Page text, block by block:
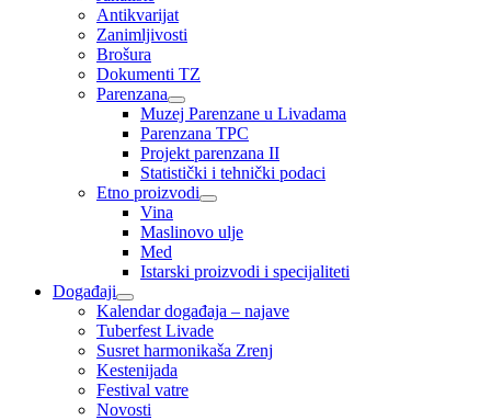
Antikvarijat
Zanimljivosti
Brošura
Dokumenti TZ
Parenzana
Muzej Parenzane u Livadama
Parenzana TPC
Projekt parenzana II
Statistički i tehnički podaci
Etno proizvodi
Vina
Maslinovo ulje
Med
Istarski proizvodi i specijaliteti
Događaji
Kalendar događaja – najave
Tuberfest Livade
Susret harmonikaša Zrenj
Kestenijada
Festival vatre
Novosti